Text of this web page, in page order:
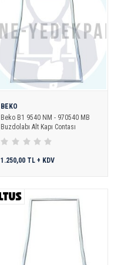
BEKO
Beko B1 9540 NM - 970540 MB
Buzdolabı Alt Kapı Contası
1.250,00 TL + KDV